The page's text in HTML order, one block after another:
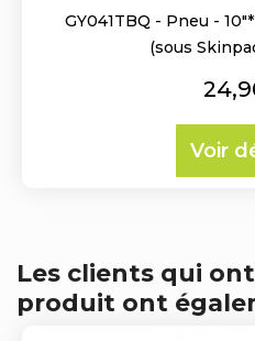
GY041TBQ - Pneu -
(sous
Prix
Voir
Les clients qui
produit ont